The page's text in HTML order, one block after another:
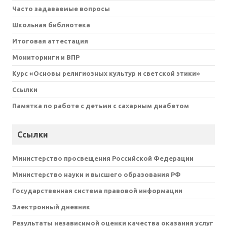
Часто задаваемые вопросы
Школьная библиотека
Итоговая аттестация
Мониторинги и ВПР
Курс «Основы религиозных культур и светской этики»
Ссылки
Памятка по работе с детьми с сахарным диабетом
Ссылки
Министерство просвещения Российской Федерации
Министерство науки и высшего образования РФ
Государственная система правовой информации
Электронный дневник
Результаты независимой оценки качества оказания услуг